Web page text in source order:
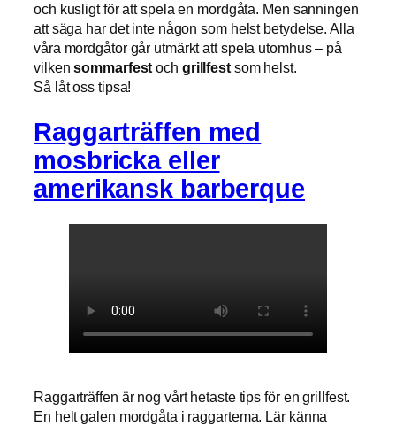
och kusligt för att spela en mordgåta. Men sanningen
att säga har det inte någon som helst betydelse. Alla
våra mordgåtor går utmärkt att spela utomhus – på
vilkensommarfest och grillfestsom helst.
Så låt oss tipsa!
Raggarträffen med
mosbricka eller
amerikansk barberque
Raggarträffen är nog vårt hetaste tips för en grillfest.
En helt galen mordgåta i raggartema. Lär känna